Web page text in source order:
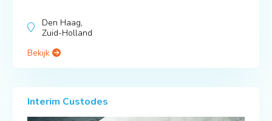
Den Haag,
Zuid-Holland
Bekijk
Interim Custodes